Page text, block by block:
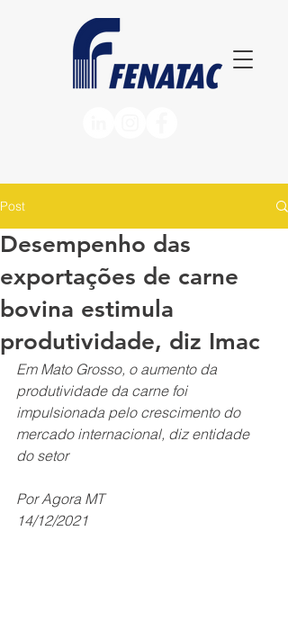
Post
Desempenho das
exportações de carne
bovina estimula
produtividade, diz Imac
Em Mato Grosso, o aumento da
produtividade da carne foi
impulsionada pelo crescimento do
mercado internacional, diz entidade
do setor
Por Agora MT
14/12/2021